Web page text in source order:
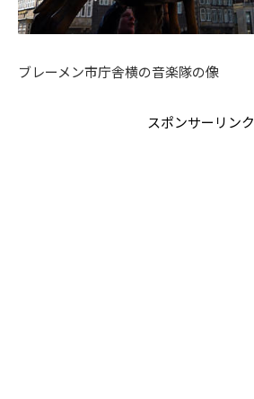
ブレーメン市庁舎横の音楽隊の像
スポンサーリンク